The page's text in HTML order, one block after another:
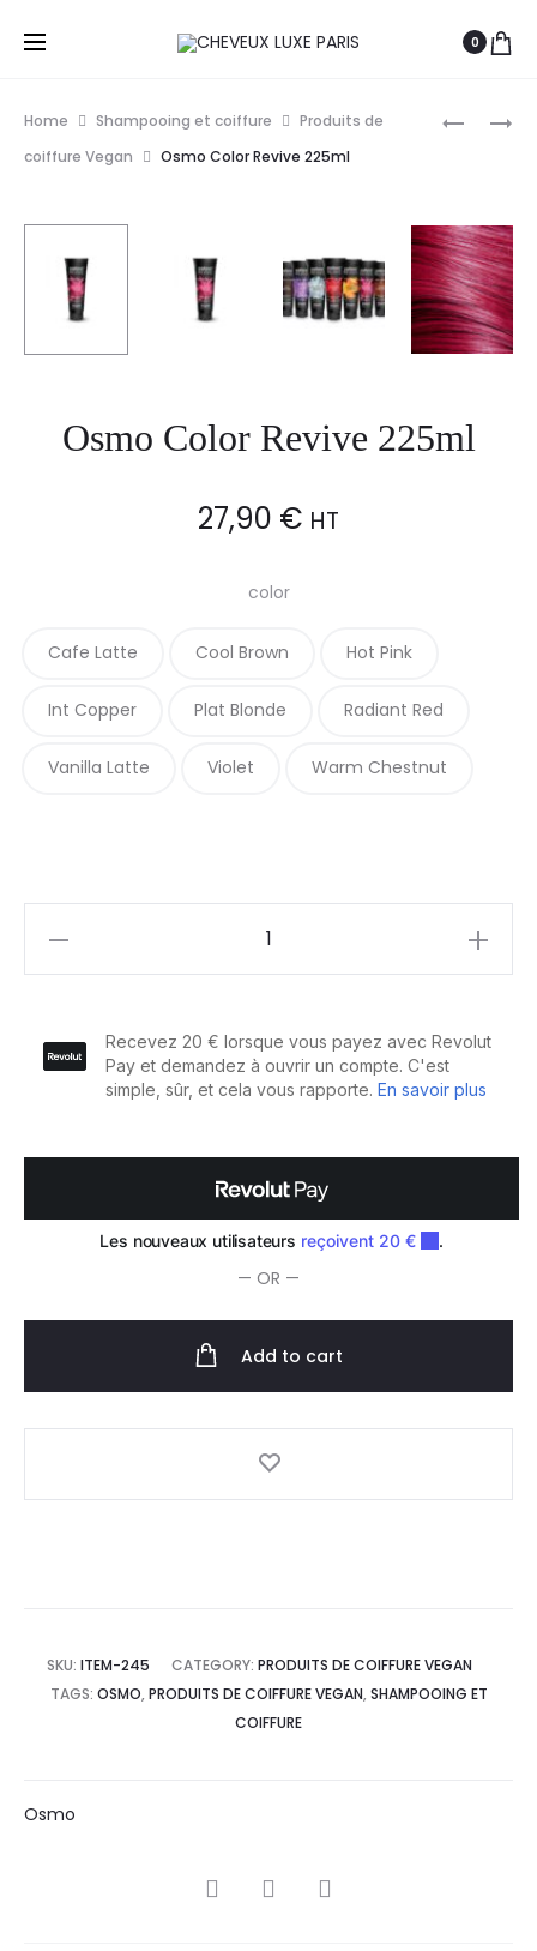
0
REVLON
240ML
WELLA
60ML
Home Shampooing et coiffure
Produits de
coiffure Vegan
Osmo Color Revive 225ml
Osmo Color Revive 225ml
27,90 € HT
color
Cafe Latte Cool Brown Hot Pink
Int Copper Plat Blonde Radiant Red
Vanilla Latte Violet Warm Chestnut
quantity
— OR —
Add to cart
SKU: ITEM-245 CATEGORY: PRODUITS DE COIFFURE VEGAN
TAGS: OSMO, PRODUITS DE COIFFURE VEGAN, SHAMPOOING ET
COIFFURE
Osmo
SHARE